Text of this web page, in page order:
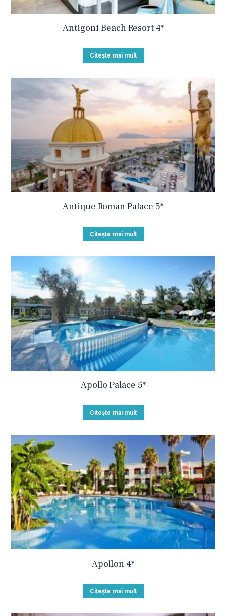
Antigoni Beach Resort 4*
Citește mai mult
Antique Roman Palace 5*
Citește mai mult
Apollo Palace 5*
Citește mai mult
Apollon 4*
Citește mai mult